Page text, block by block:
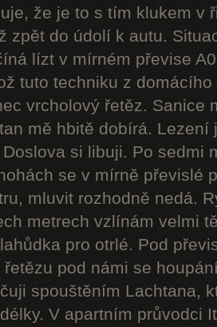
že je to s tím klukem v
zpět do údolí k autu.
lízt v mírném převise
tuto techniku z
vrcholový řetěz. Sanice
mě hbitě dobírá.
si libuji. Po sedmi
se v mírně převislé
mluvit rozhodně nedá.
metrech vzlínám velmi
pro otrlé. Pod
pod námi se
spouštěním Lachtana,
V apartním průvodci